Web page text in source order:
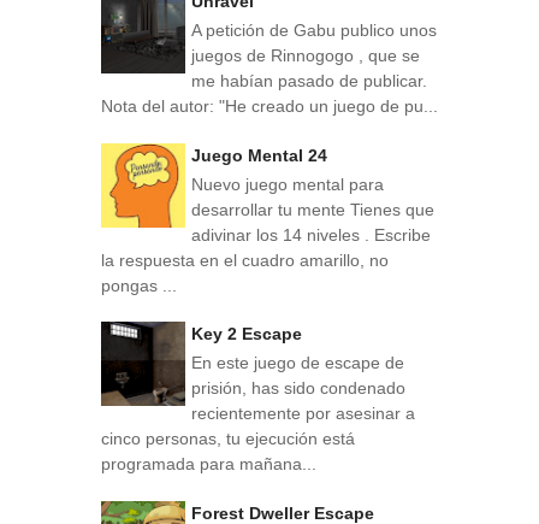
A petición de Gabu publico unos
juegos de Rinnogogo , que se
me habían pasado de publicar.
Nota del autor: "He creado un juego de pu...
Juego Mental 24
Nuevo juego mental para
desarrollar tu mente Tienes que
adivinar los 14 niveles . Escribe
la respuesta en el cuadro amarillo, no
pongas ...
Key 2 Escape
En este juego de escape de
prisión, has sido condenado
recientemente por asesinar a
cinco personas, tu ejecución está
programada para mañana...
Forest Dweller Escape